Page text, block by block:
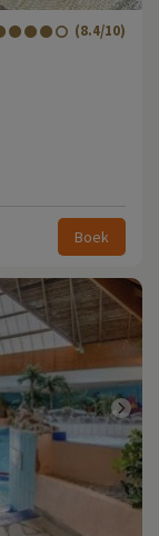
(8.4/10)
Boek